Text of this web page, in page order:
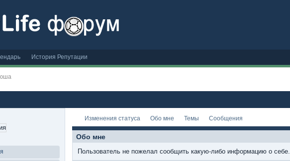
История Репутации
Изменения статуса Обо мне Темы Сообщения
Обо мне
Пользователь не пожелал сообщить какую-либо информацию о себе.